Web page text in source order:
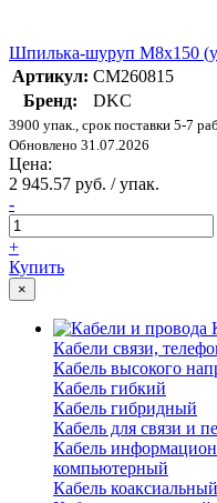
Шпилька-шуруп M8х150
Артикул: CM260815
Бренд:
DKC
3900 упак., срок поставки 5-7
Обновлено 31.07.2026
Цена:
2 945.57 руб. / упак.
-
+
Купить
×
Кабели связи,
Кабель высокого
Кабель гибкий
Кабель гибридный
Кабель для связи и
Кабель
компьютерный
Кабель коаксиальный